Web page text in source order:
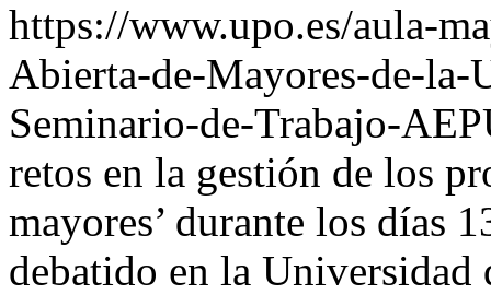
https://www.upo.es/aula-
Abierta-de-Mayores-de-
Seminario-de-Trabajo-
retos en la gestión de los
mayores’ durante los días
debatido en la